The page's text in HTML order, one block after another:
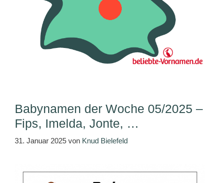
Babynamen der Woche 05/2025 –
Fips, Imelda, Jonte, …
31. Januar 2025 von Knud Bielefeld